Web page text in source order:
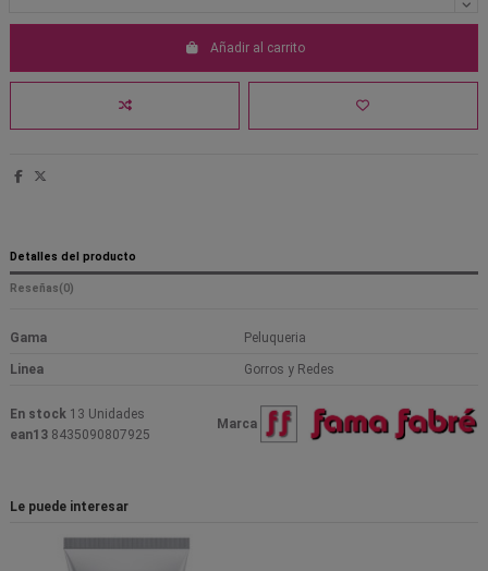
Añadir al carrito
Detalles del producto
Reseñas(0)
Gama Peluqueria
Linea Gorros y Redes
Marca
En stock 13 Unidades
ean13 8435090807925
Le puede interesar